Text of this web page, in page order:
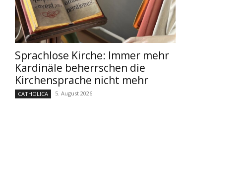
Sprachlose Kirche: Immer mehr
Kardinäle beherrschen die
Kirchensprache nicht mehr
CATHOLICA 5. August 2026